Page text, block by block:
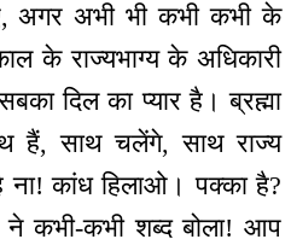
अगर अभी भी कभी कभी के
के राज्यभाग्य के अधिकारी
दिल का प्यार है। ब्रह्मा
हैं, साथ चलेंगे, साथ राज्य
ना! कांध हिलाओ। पक्का है?
ने कभी-कभी शब्द बोला! आप